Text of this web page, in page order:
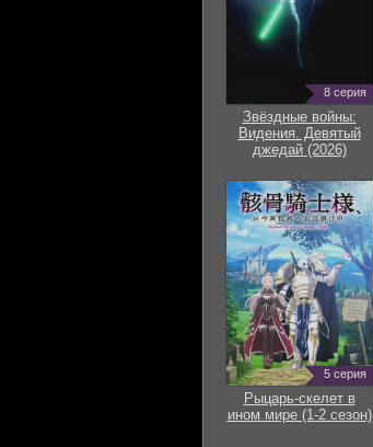
8 серия
Звёздные войны:
Видения. Девятый
джедай (2026)
5 серия
Рыцарь-скелет в
ином мире (1-2 сезон)